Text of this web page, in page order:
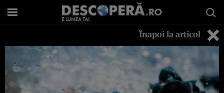
Înapoi la articol